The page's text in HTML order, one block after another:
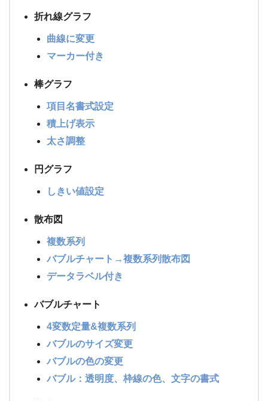
折れ線グラフ
曲線に変更
マーカー付き
棒グラフ
項目名書式設定
積上げ表示
太さ調整
円グラフ
しきい値設定
散布図
複数系列
バブルチャート→複数系列散布図
データラベル付き
バブルチャート
4変数定量&複数系列
バブルのサイズ変更
バブルの色の変更
バブル：透明度、枠線の色、文字の書式